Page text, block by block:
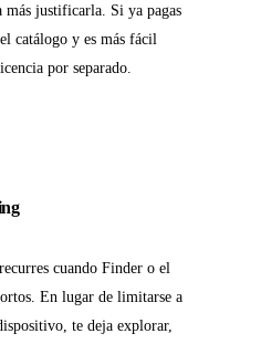
más justificarla. Si ya pagas
catálogo y es más fácil
por separado.
cuando Finder o el
En lugar de limitarse a
te deja explorar,